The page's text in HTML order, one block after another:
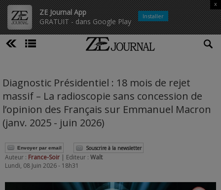
ZE Journal App
GRATUIT - dans Google Play
x
Installer
Diagnostic Présidentiel : 18 mois de rejet
massif – La radioscopie sans concession de
l’opinion des Français sur Emmanuel Macron
(janv. 2025 - juin 2026)
Envoyer par email Souscrire à la newsletter
Auteur : France-Soir | Editeur : Walt
Lundi, 08 Juin 2026 - 18h31